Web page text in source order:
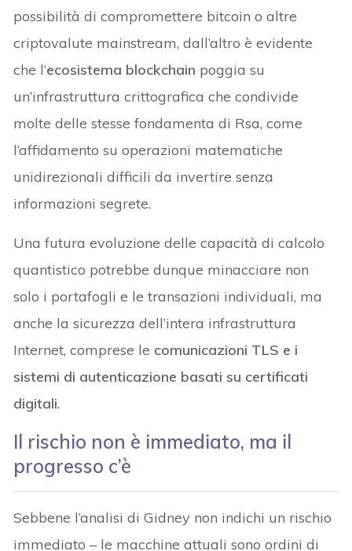
possibilità di compromettere bitcoin o altre
criptovalute mainstream, dall’altro è evidente
che l’ecosistema blockchain poggia su
un’infrastruttura crittografica che condivide
molte delle stesse fondamenta di Rsa, come
l’affidamento su operazioni matematiche
unidirezionali difficili da invertire senza
informazioni segrete.
Una futura evoluzione delle capacità di calcolo
quantistico potrebbe dunque minacciare non
solo i portafogli e le transazioni individuali, ma
anche la sicurezza dell’intera infrastruttura
Internet, comprese le comunicazioni TLS e i
sistemi di autenticazione basati su certificati
digitali.
Il rischio non è immediato, ma il
progresso c’è
Sebbene l’analisi di Gidney non indichi un rischio
immediato – le macchine attuali sono ordini di